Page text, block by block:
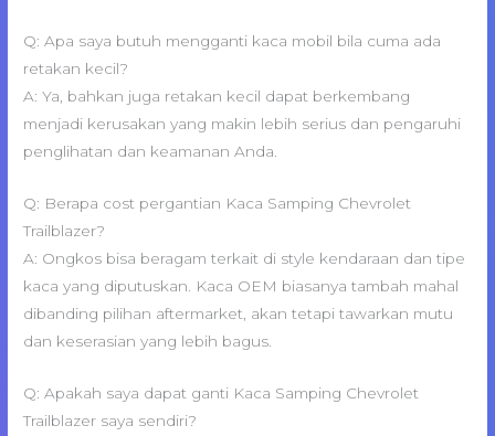
Q: Apa saya butuh mengganti kaca mobil bila cuma ada
retakan kecil?
A: Ya, bahkan juga retakan kecil dapat berkembang
menjadi kerusakan yang makin lebih serius dan pengaruhi
penglihatan dan keamanan Anda.
Q: Berapa cost pergantian Kaca Samping Chevrolet
Trailblazer?
A: Ongkos bisa beragam terkait di style kendaraan dan tipe
kaca yang diputuskan. Kaca OEM biasanya tambah mahal
dibanding pilihan aftermarket, akan tetapi tawarkan mutu
dan keserasian yang lebih bagus.
Q: Apakah saya dapat ganti Kaca Samping Chevrolet
Trailblazer saya sendiri?